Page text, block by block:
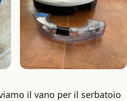
il vano per il serbatoio